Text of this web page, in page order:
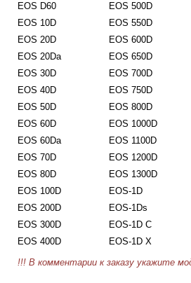
EOS D60
EOS 10D
EOS 20D
EOS 20Da
EOS 30D
EOS 40D
EOS 50D
EOS 60D
EOS 60Da
EOS 70D
EOS 80D
EOS 100D
EOS 200D
EOS 300D
EOS 400D
EOS 500D
EOS 550D
EOS 600D
EOS 650D
EOS 700D
EOS 750D
EOS 800D
EOS 1000D
EOS 1100D
EOS 1200D
EOS 1300D
EOS-1D
EOS-1Ds
EOS-1D C
EOS-1D X
!!! В комментарии к заказу укажите